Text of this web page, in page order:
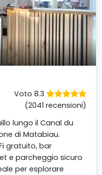
Voto 8.3
(2041 recensioni)
lungo il Canal du
di Matabiau.
gratuito, bar
e parcheggio sicuro
per esplorare